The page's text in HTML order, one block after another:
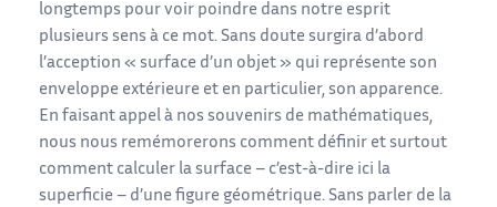
longtemps pour voir poindre dans notre esprit
plusieurs sens à ce mot. Sans doute surgira d’abord
l’acception « surface d’un objet » qui représente son
enveloppe extérieure et en particulier, son apparence.
En faisant appel à nos souvenirs de mathématiques,
nous nous remémorerons comment définir et surtout
comment calculer la surface – c’est-à-dire ici la
superficie – d’une figure géométrique. Sans parler de la